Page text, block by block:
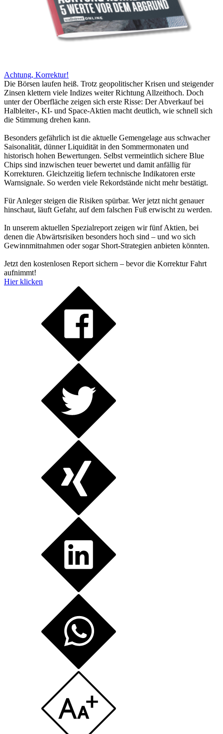
Achtung, Korrektur!
Die Börsen laufen heiß. Trotz geopolitischer Krisen und steigender
Zinsen klettern viele Indizes weiter Richtung Allzeithoch. Doch
unter der Oberfläche zeigen sich erste Risse: Der Abverkauf bei
Halbleiter-, KI- und Space-Aktien macht deutlich, wie schnell sich
die Stimmung drehen kann.
Besonders gefährlich ist die aktuelle Gemengelage aus schwacher
Saisonalität, dünner Liquidität in den Sommermonaten und
historisch hohen Bewertungen. Selbst vermeintlich sichere Blue
Chips sind inzwischen teuer bewertet und damit anfällig für
Korrekturen. Gleichzeitig liefern technische Indikatoren erste
Warnsignale. So werden viele Rekordstände nicht mehr bestätigt.
Für Anleger steigen die Risiken spürbar. Wer jetzt nicht genauer
hinschaut, läuft Gefahr, auf dem falschen Fuß erwischt zu werden.
In unserem aktuellen Spezialreport zeigen wir fünf Aktien, bei
denen die Abwärtsrisiken besonders hoch sind – und wo sich
Gewinnmitnahmen oder sogar Short-Strategien anbieten könnten.
Jetzt den kostenlosen Report sichern – bevor die Korrektur Fahrt
aufnimmt!
Hier klicken